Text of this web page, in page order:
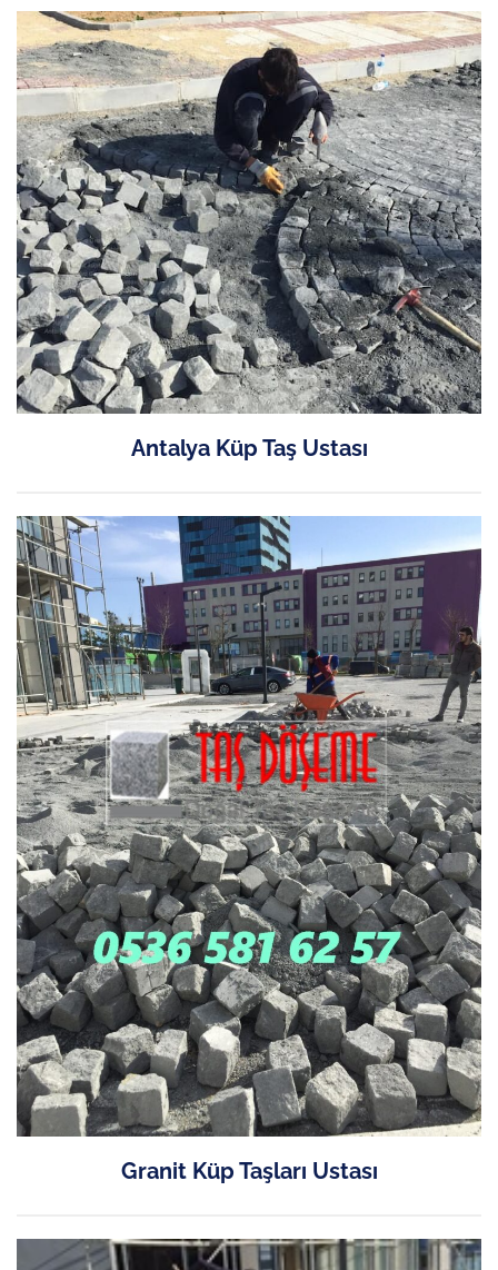
Antalya Küp Taş Ustası
Granit Küp Taşları Ustası